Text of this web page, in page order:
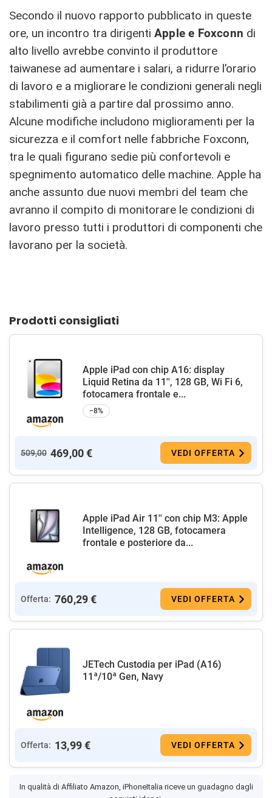
Secondo il nuovo rapporto pubblicato in queste
ore, un incontro tra dirigenti Apple e Foxconn di
alto livello avrebbe convinto il produttore
taiwanese ad aumentare i salari, a ridurre l’orario
di lavoro e a migliorare le condizioni generali negli
stabilimenti già a partire dal prossimo anno.
Alcune modifiche includono miglioramenti per la
sicurezza e il comfort nelle fabbriche Foxconn,
tra le quali figurano sedie più confortevoli e
spegnimento automatico delle machine. Apple ha
anche assunto due nuovi membri del team che
avranno il compito di monitorare le condizioni di
lavoro presso tutti i produttori di componenti che
lavorano per la società.
Prodotti consigliati
Apple iPad con chip A16: display
Liquid Retina da 11'', 128 GB, Wi Fi 6,
fotocamera frontale e...
−8%
509,00 469,00 € VEDI OFFERTA
Apple iPad Air 11'' con chip M3: Apple
Intelligence, 128 GB, fotocamera
frontale e posteriore da...
Offerta: 760,29 € VEDI OFFERTA
JETech Custodia per iPad (A16)
11ª/10ª Gen, Navy
Offerta: 13,99 € VEDI OFFERTA
In qualità di Affiliato Amazon, iPhoneItalia riceve un guadagno dagli